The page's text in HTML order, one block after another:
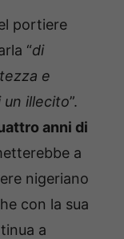
portiere
“di
e
un illecito”.
anni di
a
nigeriano
con la sua
a